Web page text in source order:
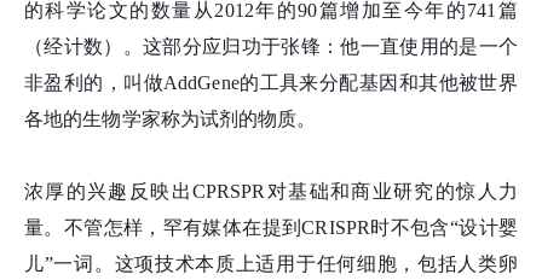
的科学论文的数量从2012年的90篇增加至今年的741篇
（经计数）。这部分应归功于张锋 ：他一直使用的是一个
非盈利的，叫做AddGene的工具来分配基因和其他被世界
各地的生物学家称为试剂的物质。
浓厚的兴趣反映出CPRSPR对基础和商业研究的惊人力
量。不管怎样，罕有媒体在提到CRISPR时不包含“设计婴
儿”一词。这项技术本质上适用于任何细胞，包括人类卵